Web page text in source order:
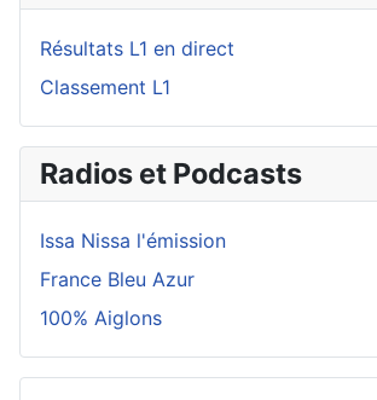
Résultats L1 en direct
Classement L1
Radios et Podcasts
Issa Nissa l'émission
France Bleu Azur
100% Aiglons